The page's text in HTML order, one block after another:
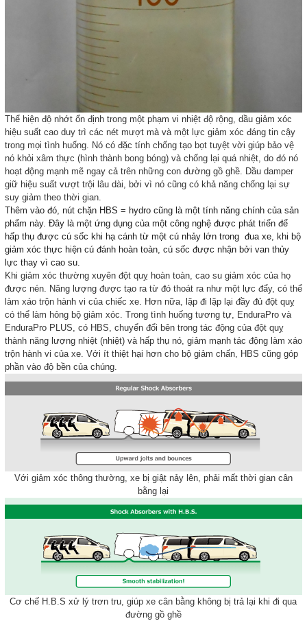
Thể hiện độ nhớt ổn định trong một phạm vi nhiệt độ rộng, dầu giảm xóc
hiệu suất cao duy trì các nét mượt mà và một lực giảm xóc đáng tin cậy
trong mọi tình huống. Nó có đặc tính chống tạo bọt tuyệt vời giúp bảo vệ
nó khỏi xâm thực (hình thành bong bóng) và chống lại quá nhiệt, do đó nó
hoạt động mạnh mẽ ngay cả trên những con đường gồ ghề. Dầu damper
giữ hiệu suất vượt trội lâu dài, bởi vì nó cũng có khả năng chống lại sự
suy giảm theo thời gian.
Thêm vào đó, nút chặn HBS = hydro cũng là một tính năng chính của sản
phẩm này. Đây là một ứng dụng của một công nghệ được phát triển để
hấp thụ được cú sốc khi hạ cánh từ một cú nhảy lớn trong đua xe, khi bộ
giảm xóc thực hiện cú đánh hoàn toàn, cú sốc được nhận bởi van thủy
lực thay vì cao su.
Khi giảm xóc thường xuyên đột quỵ hoàn toàn, cao su giảm xóc của họ
được nén. Năng lượng được tạo ra từ đó thoát ra như một lực đẩy, có thể
làm xáo trộn hành vi của chiếc xe. Hơn nữa, lặp đi lặp lại đầy đủ đột quỵ
có thể làm hỏng bộ giảm xóc. Trong tình huống tương tự, EnduraPro và
EnduraPro PLUS, có HBS, chuyển đổi bên trong tác động của đột quỵ
thành năng lượng nhiệt (nhiệt) và hấp thụ nó, giảm mạnh tác động làm xáo
trộn hành vi của xe. Với ít thiệt hại hơn cho bộ giảm chấn, HBS cũng góp
phần vào độ bền của chúng.
Với giảm xóc thông thường, xe bị giật nảy lên, phải mất thời gian cân
bằng lại
Cơ chế H.B.S xử lý trơn tru, giúp xe cân bằng không bị trả lại khi đi qua
đường gồ ghề